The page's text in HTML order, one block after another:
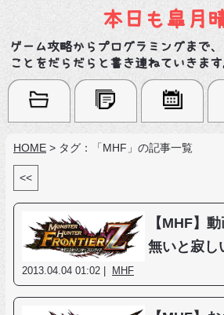
本日も皐月
ゲーム攻略からプログラミングまで
ことをだらだらと書き連ねていきます
HOME > タグ：「MHF」の記事一覧
<<
【MHF】
無いと寂し
2013.04.04 01:02 | MHF